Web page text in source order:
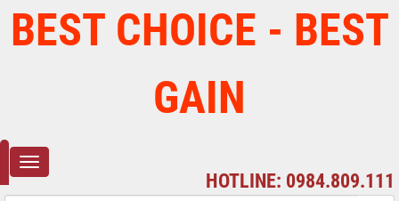
BEST CHOICE - BEST
GAIN
HOTLINE: 0984.809.111